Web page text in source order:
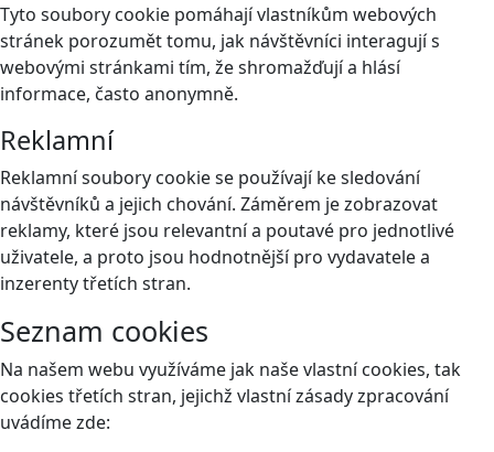
Tyto soubory cookie pomáhají vlastníkům webových
stránek porozumět tomu, jak návštěvníci interagují s
webovými stránkami tím, že shromažďují a hlásí
informace, často anonymně.
Reklamní
Reklamní soubory cookie se používají ke sledování
návštěvníků a jejich chování. Záměrem je zobrazovat
reklamy, které jsou relevantní a poutavé pro jednotlivé
uživatele, a proto jsou hodnotnější pro vydavatele a
inzerenty třetích stran.
Seznam cookies
Na našem webu využíváme jak naše vlastní cookies, tak
cookies třetích stran, jejichž vlastní zásady zpracování
uvádíme zde: